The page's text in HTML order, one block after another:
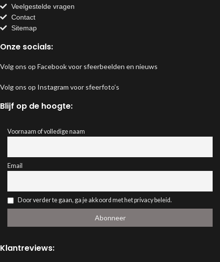
Veelgestelde vragen
Contact
Sitemap
Onze socials:
Volg ons op Facebook voor sfeerbeelden en nieuws
Volg ons op Instagram voor sfeerfoto’s
Blijf op de hoogte:
Voornaam of volledige naam
Email
Door verder te gaan, ga je akkoord met het privacy beleid.
Klantreviews: